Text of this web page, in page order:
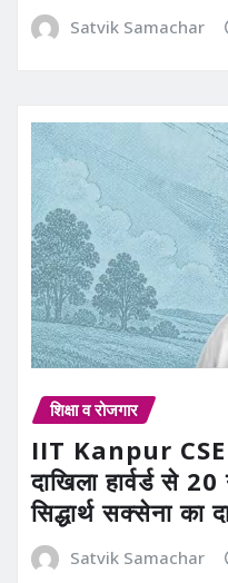
Satvik Samachar
शिक्षा व रोजगार
IIT Kanpur CSE
दाखिला हार्वर्ड से
सिद्धार्थ सक्सेना का
Satvik Samachar